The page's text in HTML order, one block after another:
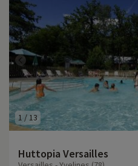
1 / 13
Huttopia Versailles